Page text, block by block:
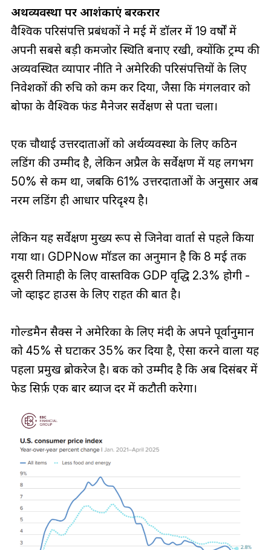
अर्थव्यवस्था पर आशंकाएं बरकरार
वैश्विक परिसंपत्ति प्रबंधकों ने मई में डॉलर में 19 वर्षों में
अपनी सबसे बड़ी कमजोर स्थिति बनाए रखी, क्योंकि ट्रम्प की
अव्यवस्थित व्यापार नीति ने अमेरिकी परिसंपत्तियों के लिए
निवेशकों की रुचि को कम कर दिया, जैसा कि मंगलवार को
बोफा के वैश्विक फंड मैनेजर सर्वेक्षण से पता चला।
एक चौथाई उत्तरदाताओं को अर्थव्यवस्था के लिए कठिन
लैंडिंग की उम्मीद है, लेकिन अप्रैल के सर्वेक्षण में यह लगभग
50% से कम था, जबकि 61% उत्तरदाताओं के अनुसार अब
नरम लैंडिंग ही आधार परिदृश्य है।
लेकिन यह सर्वेक्षण मुख्य रूप से जिनेवा वार्ता से पहले किया
गया था। GDPNow मॉडल का अनुमान है कि 8 मई तक
दूसरी तिमाही के लिए वास्तविक GDP वृद्धि 2.3% होगी -
जो व्हाइट हाउस के लिए राहत की बात है।
गोल्डमैन सैक्स ने अमेरिका के लिए मंदी के अपने पूर्वानुमान
को 45% से घटाकर 35% कर दिया है, ऐसा करने वाला यह
पहला प्रमुख ब्रोकरेज है। बैंक को उम्मीद है कि अब दिसंबर में
फेड सिर्फ़ एक बार ब्याज दर में कटौती करेगा।